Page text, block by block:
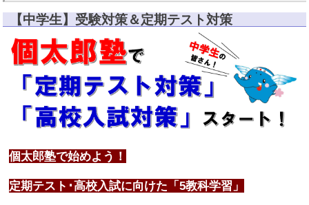
【中学生】受験対策＆定期テスト対策
個太郎塾で始めよう！
定期テスト･高校入試に向けた「5教科学習」